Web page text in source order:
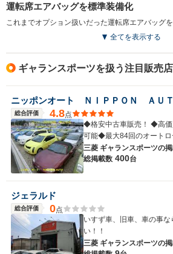
運転席エアバッグを標準装備化
全てを表示する
ギャランスポーツを扱う注目販売店
ニッポンオート ＮＩＰＰＯＮ ＡＵ
総合評価 4.8点
◆格安中古車販売！ ◆高
可能◆最大84回のオートロ
三菱 ギャランスポーツの
総掲載数 400台
ジェラルド
総合評価 0点
いすず車、旧車、車の事
い！！
三菱 ギャランスポーツの